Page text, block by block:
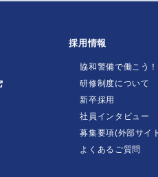
採用情報
協和警備で働こう！
研修制度について
新卒採用
社員インタビュー
募集要項(外部サイ
よくあるご質問